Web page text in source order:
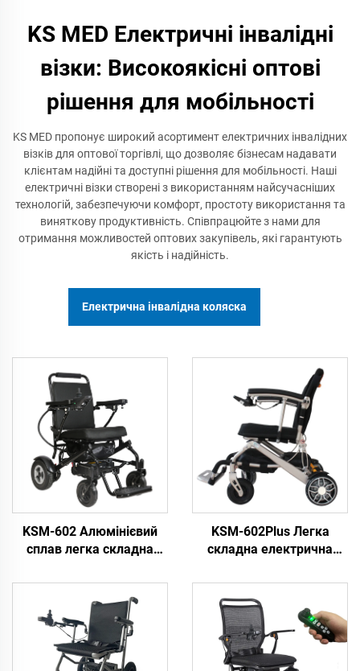
KS MED Електричні інвалідні
візки: Високоякісні оптові
рішення для мобільності
KS MED пропонує широкий асортимент електричних інвалідних
візків для оптової торгівлі, що дозволяє бізнесам надавати
клієнтам надійні та доступні рішення для мобільності. Наші
електричні візки створені з використанням найсучасніших
технологій, забезпечуючи комфорт, простоту використання та
виняткову продуктивність. Співпрацюйте з нами для
отримання можливостей оптових закупівель, які гарантують
якість і надійність.
Електрична інвалідна коляска
KSM-602 Алюмінієвий
сплав легка складна
колесниця для дорослих
переносна з
дистанційним
управлінням електрична
інвалідна колесниця
KSM-602Plus Легка
складна електрична
алюмінієвого сплаву З
функцією відкидання
спинки